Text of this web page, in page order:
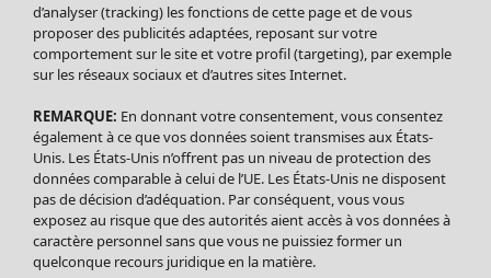
Soldes Vêtements
Tous les vêtements
Robes
Tuniques
Blouses
Tops
Gilets
Pantalon
Jupes
d’analyser (tracking) les fonctions de cette page et de vous
proposer des publicités adaptées, reposant sur votre
comportement sur le site et votre profil (targeting), par exemple
sur les réseaux sociaux et d’autres sites Internet.
REMARQUE: En donnant votre consentement, vous consentez
également à ce que vos données soient transmises aux États-
Unis. Les États-Unis n’offrent pas un niveau de protection des
données comparable à celui de l’UE. Les États-Unis ne disposent
pas de décision d’adéquation. Par conséquent, vous vous
exposez au risque que des autorités aient accès à vos données à
caractère personnel sans que vous ne puissiez former un
quelconque recours juridique en la matière.